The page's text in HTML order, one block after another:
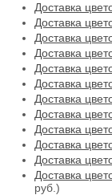
Доставка
Доставка
Доставка
Доставка
Доставка
Доставка
Доставка
Доставка
Доставка
Доставка
Доставка
Доставка
руб.)